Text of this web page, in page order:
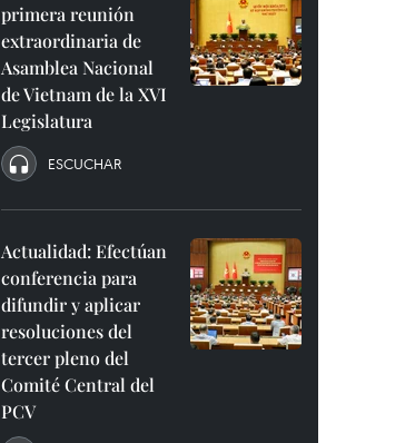
primera reunión
extraordinaria de
Asamblea Nacional
de Vietnam de la XVI
Legislatura
ESCUCHAR
Actualidad: Efectúan
conferencia para
difundir y aplicar
resoluciones del
tercer pleno del
Comité Central del
PCV